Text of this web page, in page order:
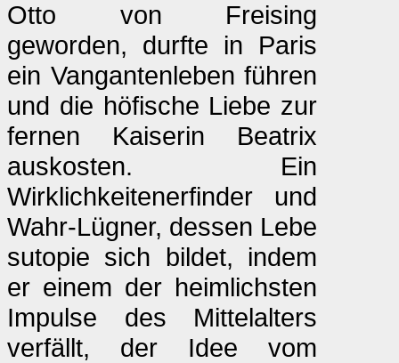
Otto von Freising
geworden, durfte in Paris
ein Vangantenleben führen
und die höfische Liebe zur
fernen Kaiserin Beatrix
auskosten. Ein
Wirklichkeitenerfinder und
Wahr-Lügner, dessen Lebe
sutopie sich bildet, indem
er einem der heimlichsten
Impulse des Mittelalters
verfällt, der Idee vom